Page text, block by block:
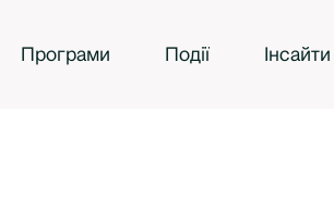
Програми Події Інсайти